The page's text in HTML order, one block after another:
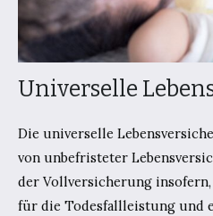
Universelle
Die universelle
von unbefristeter
der Vollversicherung insofern,
für die Todesfallleistung und